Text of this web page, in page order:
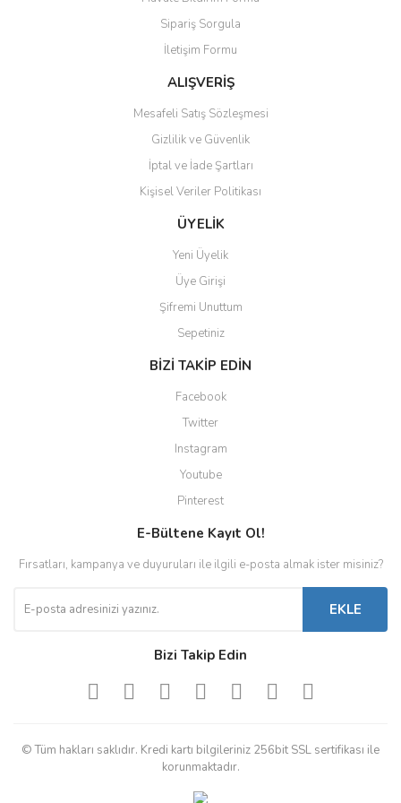
Ürün bilgilerinde hatalar bulunuyor.
Ürün fiyatı diğer sitelerden daha pahalı.
Bu ürüne benzer farklı alternatifler olmalı.
Gönder
Sipariş Sorgula
İletişim Formu
ALIŞVERİŞ
Mesafeli Satış Sözleşmesi
Gizlilik ve Güvenlik
İptal ve İade Şartları
Kişisel Veriler Politikası
ÜYELİK
Yeni Üyelik
Üye Girişi
Şifremi Unuttum
Sepetiniz
BİZİ TAKİP EDİN
Facebook
Twitter
Instagram
Youtube
Pinterest
E-Bültene Kayıt Ol!
Fırsatları, kampanya ve duyuruları ile ilgili e-posta almak ister misiniz?
EKLE
Bizi Takip Edin
© Tüm hakları saklıdır. Kredi kartı bilgileriniz 256bit SSL sertifikası ile
korunmaktadır.